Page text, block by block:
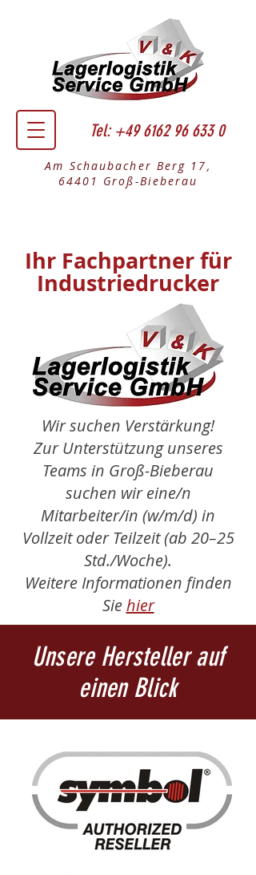
Tel: +49 6162 96 633 0
Ihr Fachpartner für
Industriedrucker
Am Schaubacher Berg 17,
64401 Groß-Bieberau
Wir suchen Verstärkung!
Zur Unterstützung unseres
Teams in Groß-Bieberau
suchen wir eine/n
Mitarbeiter/in (w/m/d) in
Vollzeit oder Teilzeit (ab 20–25
Std./Woche).
Weitere Informationen finden
Siehier
Unsere Hersteller auf
einen Blick